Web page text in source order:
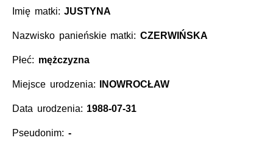
Imię matki:JUSTYNA
Nazwisko panieńskie matki: CZERWIŃSKA
Płeć: mężczyzna
Miejsce urodzenia: INOWROCŁAW
Data urodzenia: 1988-07-31
Pseudonim: -